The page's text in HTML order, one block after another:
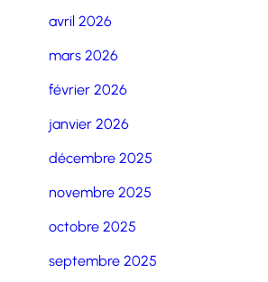
avril 2026
mars 2026
février 2026
janvier 2026
décembre 2025
novembre 2025
octobre 2025
septembre 2025